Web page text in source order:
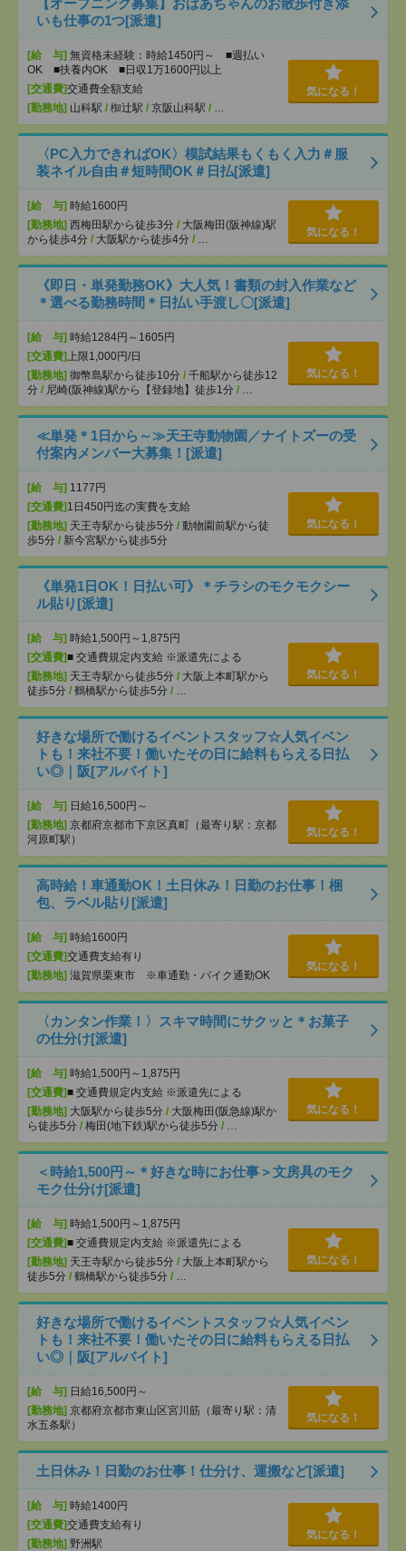
【オープニング募集】おばあちゃんのお散歩付き添
いも仕事の1つ[派遣]
[給 与] 無資格未経験：時給1450円～ ■週払い
OK ■扶養内OK ■日収1万1600円以上
[交通費]交通費全額支給
[勤務地] 山科駅 / 椥辻駅 / 京阪山科駅 / …
気になる！
〈PC入力できればOK〉模試結果もくもく入力＃服
装ネイル自由＃短時間OK＃日払[派遣]
[給 与] 時給1600円
[勤務地] 西梅田駅から徒歩3分 / 大阪梅田(阪神線)駅
から徒歩4分 / 大阪駅から徒歩4分 / …
気になる！
《即日・単発勤務OK》大人気！書類の封入作業など
＊選べる勤務時間＊日払い手渡し〇[派遣]
[給 与] 時給1284円～1605円
[交通費] 上限1,000円/日
[勤務地] 御幣島駅から徒歩10分 / 千船駅から徒歩12
分 / 尼崎(阪神線)駅から【登録地】徒歩1分 / …
気になる！
≪単発＊1日から～≫天王寺動物園／ナイトズーの受
付案内メンバー大募集！[派遣]
[給 与] 1177円
[交通費] 1日450円迄の実費を支給
[勤務地] 天王寺駅から徒歩5分 / 動物園前駅から徒
歩5分 / 新今宮駅から徒歩5分
気になる！
《単発1日OK！日払い可》＊チラシのモクモクシー
ル貼り[派遣]
[給 与] 時給1,500円～1,875円
[交通費]■ 交通費規定内支給 ※派遣先による
[勤務地] 天王寺駅から徒歩5分 / 大阪上本町駅から
徒歩5分 / 鶴橋駅から徒歩5分 / …
気になる！
好きな場所で働けるイベントスタッフ☆人気イベン
トも！来社不要！働いたその日に給料もらえる日払
い◎｜阪[アルバイト]
[給 与] 日給16,500円～
[勤務地] 京都府京都市下京区真町（最寄り駅：京都
河原町駅）
気になる！
高時給！車通勤OK！土日休み！日勤のお仕事！梱
包、ラベル貼り[派遣]
[給 与] 時給1600円
[交通費]交通費支給有り
[勤務地] 滋賀県栗東市 ※車通勤・バイク通勤OK
気になる！
〈カンタン作業！〉スキマ時間にサクッと＊お菓子
の仕分け[派遣]
[給 与] 時給1,500円～1,875円
[交通費]■ 交通費規定内支給 ※派遣先による
[勤務地] 大阪駅から徒歩5分 / 大阪梅田(阪急線)駅か
ら徒歩5分 / 梅田(地下鉄)駅から徒歩5分 / …
気になる！
＜時給1,500円～＊好きな時にお仕事＞文房具のモク
モク仕分け[派遣]
[給 与] 時給1,500円～1,875円
[交通費]■ 交通費規定内支給 ※派遣先による
[勤務地] 天王寺駅から徒歩5分 / 大阪上本町駅から
徒歩5分 / 鶴橋駅から徒歩5分 / …
気になる！
好きな場所で働けるイベントスタッフ☆人気イベン
トも！来社不要！働いたその日に給料もらえる日払
い◎｜阪[アルバイト]
[給 与] 日給16,500円～
[勤務地] 京都府京都市東山区宮川筋（最寄り駅：清
水五条駅）
気になる！
土日休み！日勤のお仕事！仕分け、運搬など[派遣]
[給 与] 時給1400円
[交通費]交通費支給有り
[勤務地] 野洲駅
気になる！